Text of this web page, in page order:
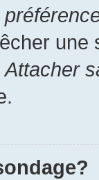
une
Attacher